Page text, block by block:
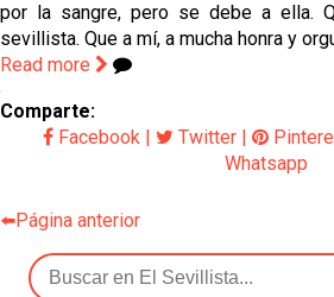
por la sangre, pero se debe a ella.
sevillista. Que a mí, a mucha honra y
Read more
Comparte:
Facebook
Twitter
Whatsapp
⬅️Página anterior